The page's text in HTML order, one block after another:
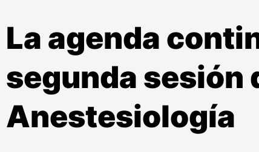
La agenda
segunda sesión
Anestesiología